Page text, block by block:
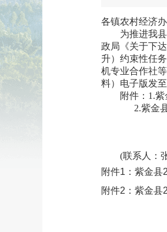
各镇农村经济办
为推进我县农
政局《关于下
升）约束性任
机专业合作社
料）电子版发
附件：1.紫金
2.紫金县
(联系人：张
附件1：紫金县
附件2：紫金县